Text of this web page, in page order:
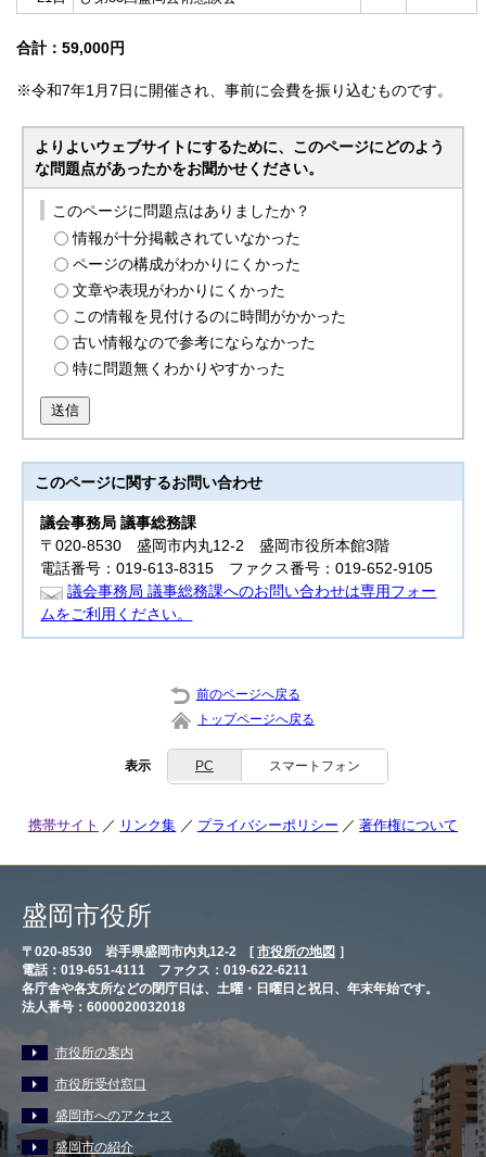
合計：59,000円
※令和7年1月7日に開催され、事前に会費を振り込むものです。
よりよいウェブサイトにするために、このページにどのよう
な問題点があったかをお聞かせください。
このページに問題点はありましたか？
情報が十分掲載されていなかった
ページの構成がわかりにくかった
文章や表現がわかりにくかった
この情報を見付けるのに時間がかかった
古い情報なので参考にならなかった
特に問題無くわかりやすかった
送信
このページに関するお問い合わせ
議会事務局 議事総務課
〒020-8530 盛岡市内丸12-2 盛岡市役所本館3階
電話番号：019-613-8315 ファクス番号：019-652-9105
議会事務局 議事総務課へのお問い合わせは専用フォー
ムをご利用ください。
前のページへ戻る
トップページへ戻る
表示 PC スマートフォン
携帯サイト リンク集 プライバシーポリシー 著作権について
盛岡市役所
〒020-8530 岩手県盛岡市内丸12-2 [ 市役所の地図 ］
電話：019-651-4111 ファクス：019-622-6211
各庁舎や各支所などの閉庁日は、土曜・日曜日と祝日、年末年始です。
法人番号：6000020032018
市役所の案内
市役所受付窓口
盛岡市へのアクセス
盛岡市の紹介